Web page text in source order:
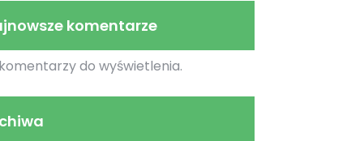
komentarze
do wyświetlenia.